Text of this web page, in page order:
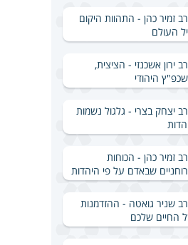
זמיר כהן - התהוות היקום
העולם
ירון אשכנזי - הציצית,
היהודי
יצחק בצרי - גלגול נשמות
זמיר כהן - הכוחות
שבאדם על פי היהדות
שניר גואטה - ההזדמנות
החיים שלכם